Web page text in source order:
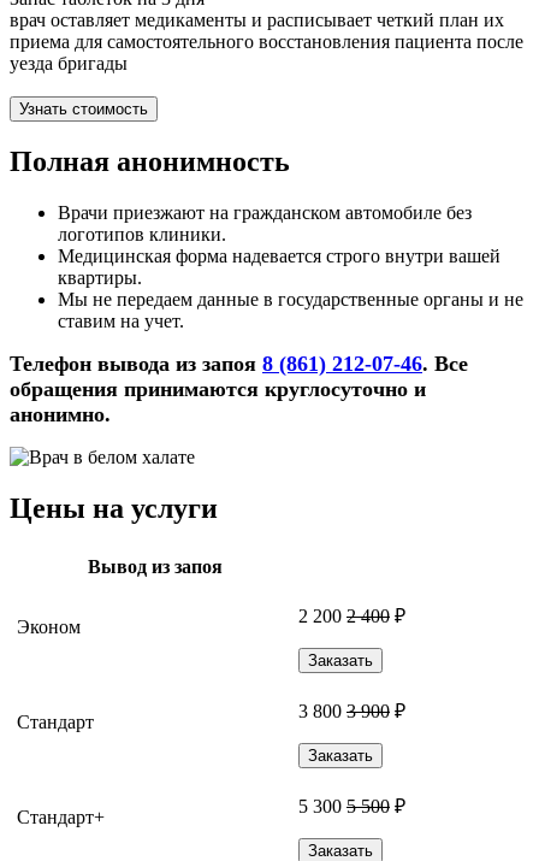
врач оставляет медикаменты и расписывает четкий план их
приема для самостоятельного восстановления пациента после
уезда бригады
Узнать стоимость
Полная анонимность
Врачи приезжают на гражданском автомобиле без
логотипов клиники.
Медицинская форма надевается строго внутри вашей
квартиры.
Мы не передаем данные в государственные органы и не
ставим на учет.
Телефон вывода из запоя 8 (861) 212-07-46. Все
обращения принимаются круглосуточно и
анонимно.
Цены на услуги
Вывод из запоя
Эконом
2 200 2 400 ₽
Заказать
Стандарт
3 800 3 900 ₽
Заказать
Стандарт+
5 300 5 500 ₽
Заказать